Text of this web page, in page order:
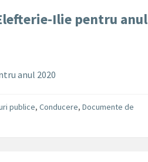
Ilie pentru anul
anul 2020
publice,Conducere,Documente de